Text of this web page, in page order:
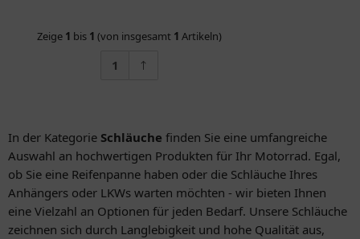
Zeige 1 bis 1 (von insgesamt 1 Artikeln)
1
In der Kategorie Schläuche finden Sie eine umfangreiche
Auswahl an hochwertigen Produkten für Ihr Motorrad. Egal,
ob Sie eine Reifenpanne haben oder die Schläuche Ihres
Anhängers oder LKWs warten möchten - wir bieten Ihnen
eine Vielzahl an Optionen für jeden Bedarf. Unsere Schläuche
zeichnen sich durch Langlebigkeit und hohe Qualität aus,